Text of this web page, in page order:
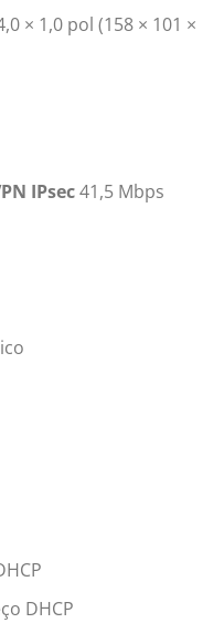
× 1,0 pol (158 × 101 ×
IPsec41,5 Mbps
DHCP